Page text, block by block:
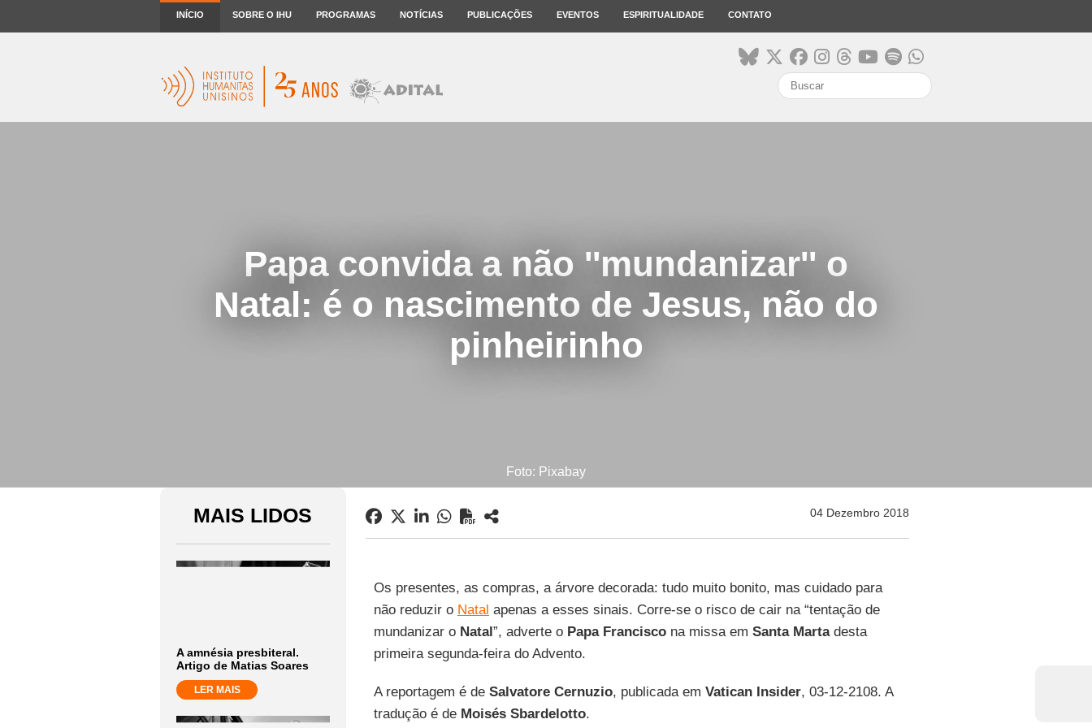
INÍCIO SOBRE O IHU PROGRAMAS NOTÍCIAS PUBLICAÇÕES EVENTOS ESPIRITUALIDADE CONTATO
Papa convida a não ''mundanizar'' o
Natal: é o nascimento de Jesus, não do
pinheirinho
Foto: Pixabay
MAIS LIDOS
A amnésia presbiteral.
Artigo de Matias Soares
LER MAIS
04 Dezembro 2018
Os presentes, as compras, a árvore decorada: tudo muito bonito, mas cuidado para
não reduzir o Natal apenas a esses sinais. Corre-se o risco de cair na “tentação de
mundanizar o Natal”, adverte o Papa Franciscona missa em Santa Martadesta
primeira segunda-feira do Advento.
A reportagem é de Salvatore Cernuzio, publicada em Vatican Insider, 03-12-2108. A
tradução é de Moisés Sbardelotto.